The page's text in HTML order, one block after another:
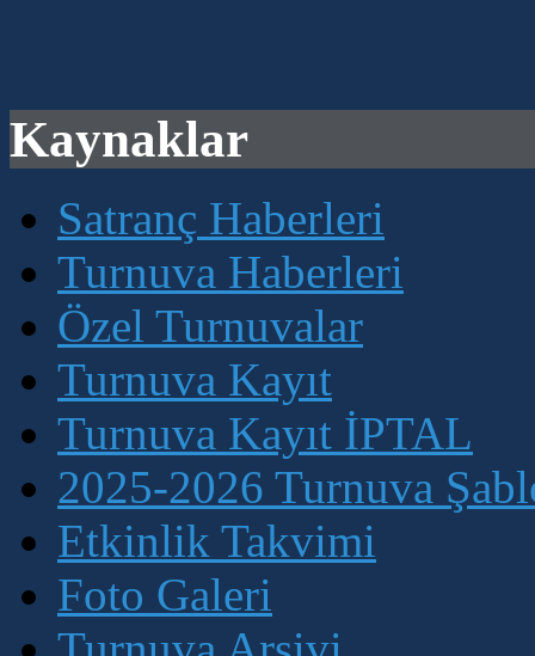
Kaynaklar
Satranç Haberleri
Turnuva Haberleri
Özel Turnuvalar
Turnuva Kayıt
Turnuva Kayıt İPTAL
2025-2026 Turnuva
Etkinlik Takvimi
Foto Galeri